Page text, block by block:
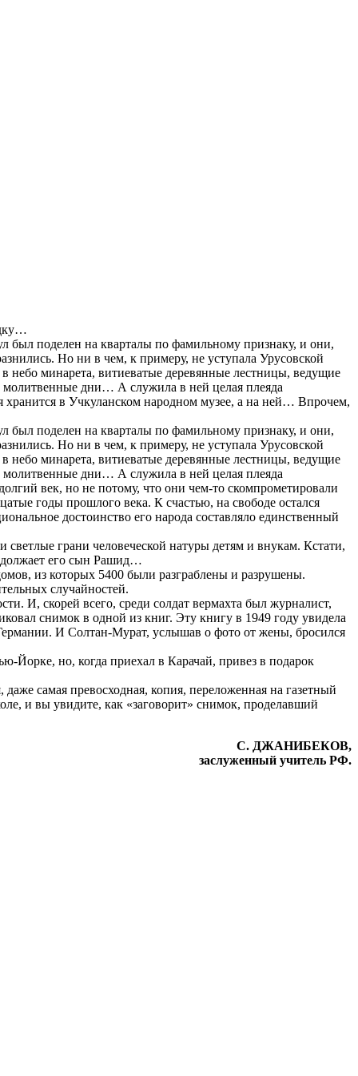
был поделен на кварталы по фамильному признаку, и они,
Но ни в чем, к примеру, не уступала Урусовской
небо минарета, витиеватые деревянные лестницы, ведущие
дни… А служила в ней целая плеяда
хранится в Учкуланском народном музее, а на ней… Впрочем,
был поделен на кварталы по фамильному признаку, и они,
Но ни в чем, к примеру, не уступала Урусовской
небо минарета, витиеватые деревянные лестницы, ведущие
дни… А служила в ней целая плеяда
век, но не потому, что они чем-то скомпрометировали
годы прошлого века. К счастью, на свободе остался
достоинство его народа составляло единственный
грани человеческой натуры детям и внукам. Кстати,
его сын Рашид…
из которых 5400 были разграблены и разрушены.
случайностей.
И, скорей всего, среди солдат вермахта был журналист,
снимок в одной из книг. Эту книгу в 1949 году увидела
И Солтан-Мурат, услышав о фото от жены, бросился
но, когда приехал в Карачай, привез в подарок
самая превосходная, копия, переложенная на газетный
и вы увидите, как «заговорит» снимок, проделавший
С. ДЖАНИБЕКОВ,
заслуженный учитель РФ.